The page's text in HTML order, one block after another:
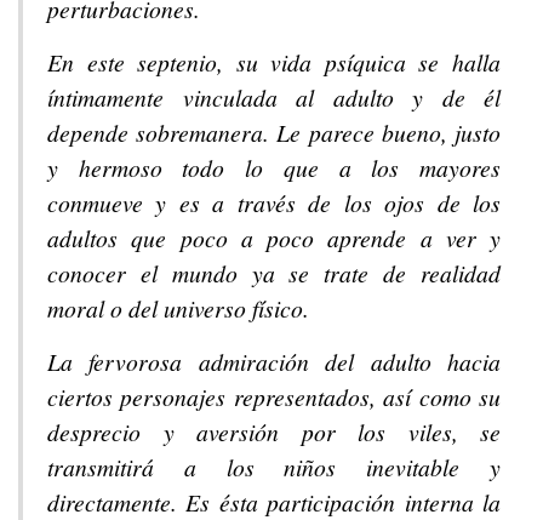
perturbaciones.
En este septenio, su vida psíquica se halla
íntimamente vinculada al adulto y de él
depende sobremanera. Le parece bueno, justo
y hermoso todo lo que a los mayores
conmueve y es a través de los ojos de los
adultos que poco a poco aprende a ver y
conocer el mundo ya se trate de realidad
moral o del universo físico.
La fervorosa admiración del adulto hacia
ciertos personajes representados, así como su
desprecio y aversión por los viles, se
transmitirá a los niños inevitable y
directamente. Es ésta participación interna la